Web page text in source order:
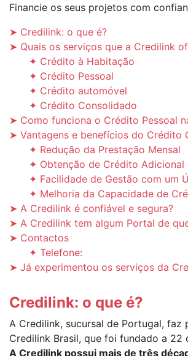
Financie os seus projetos com
➤ Credilink: o que é?
➤ Quais os serviços que a Credilink
✦ Crédito à Habitação
✦ Crédito Pessoal
✦ Crédito automóvel
✦ Crédito Consolidado
➤ Como funciona o Crédito Pessoal
➤ Vantagens e benefícios do Crédito
✦ Redução da Prestação Mensal
✦ Obtenção de Crédito Adicional
✦ Facilidade de Gestão com um
✦ Melhoria da Capacidade de
➤ A Credilink é confiável e segura?
➤ A Credilink tem algum Portal de
➤ Contactos
✦ Telefone:
➤ Já experimentou os serviços da
Credilink: o que é?
A Credilink, sucursal de Portugal, faz
Credilink Brasil, que foi fundado a 22
A Credilink possui mais de três